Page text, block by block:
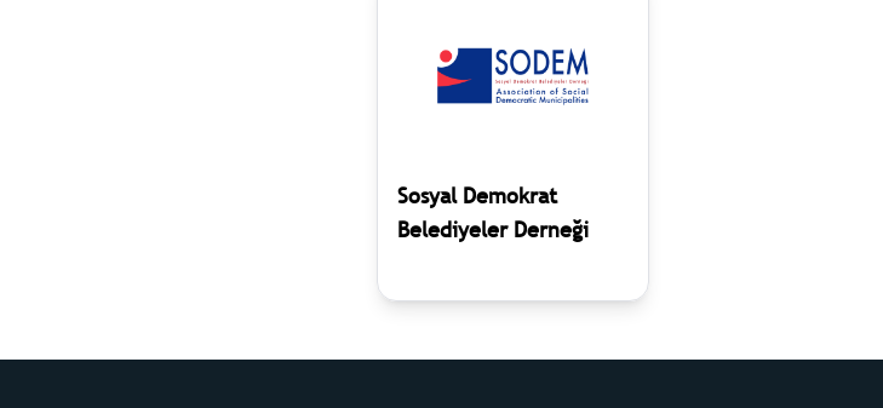
Sosyal Demokrat
Belediyeler Derneği